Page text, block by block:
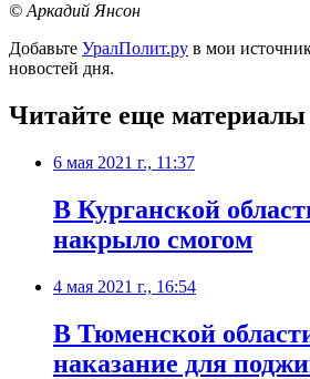
© Аркадий Янсон
Добавьте УралПолит.ру в мои
новостей дня.
Читайте еще материалы
6 мая 2021 г., 11:37
​В Курганской
накрыло смогом
4 мая 2021 г., 16:54
В Тюменской
наказание для